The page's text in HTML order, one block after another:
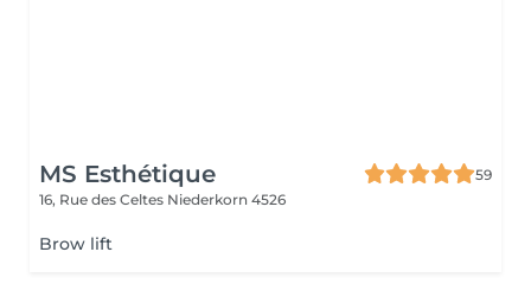
MS Esthétique
59
16, Rue des Celtes Niederkorn 4526
Brow lift